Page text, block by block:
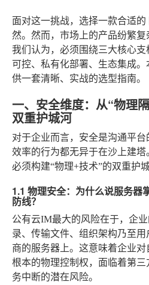
面对这一挑战，选择一款合适的
然。然而，市场上的产品纷繁复
我们认为，必须围绕三大核心支
可控、私有化部署、生态集成。
供一套清晰、实战的选型指南。
一、安全维度：从“物理
双重护城河
对于企业而言，安全是沟通平
效率的行为都无异于在沙上建塔
必须构建“物理+技术”的双重护城
1.1 物理安全：为什么说服务器
防线？
公有云IM最大的风险在于，企
录、传输文件、组织架构乃至
商的服务器上。这意味着企业
根本的物理控制权，面临着第
务中断的潜在风险。